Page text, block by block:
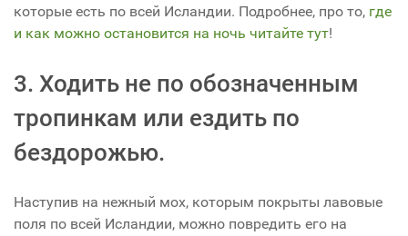
которые есть по всей Исландии. Подробнее, про то, где
и как можно остановится на ночь читайте тут!
3. Ходить не по обозначенным
тропинкам или ездить по
бездорожью.
Наступив на нежный мох, которым покрыты лавовые
поля по всей Исландии, можно повредить его на